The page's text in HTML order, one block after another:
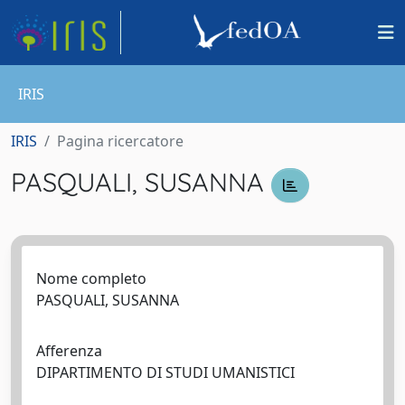
IRIS
IRIS Pagina ricercatore
PASQUALI, SUSANNA
Nome completo
PASQUALI, SUSANNA
Afferenza
DIPARTIMENTO DI STUDI UMANISTICI